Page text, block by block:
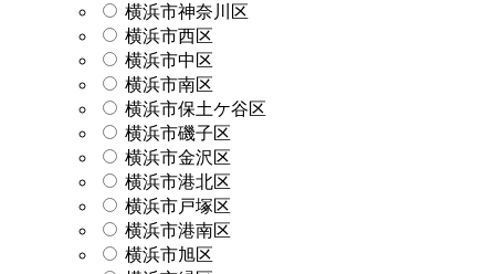
横浜市神奈川区
横浜市西区
横浜市中区
横浜市南区
横浜市保土ケ谷区
横浜市磯子区
横浜市金沢区
横浜市港北区
横浜市戸塚区
横浜市港南区
横浜市旭区